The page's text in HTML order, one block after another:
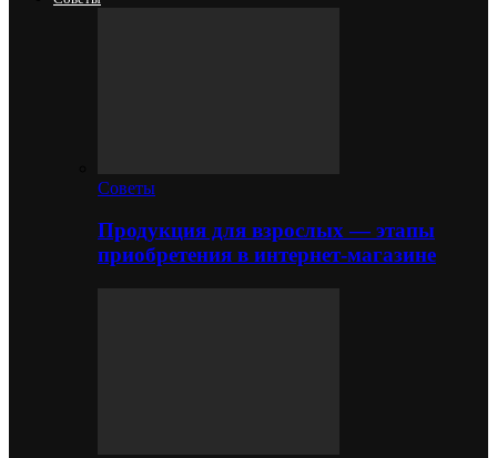
Советы
Продукция для взрослых — этапы
приобретения в интернет-магазине